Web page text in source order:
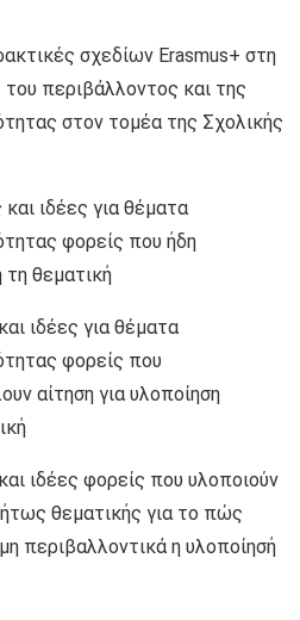
σχεδίων Erasmus+ στη
περιβάλλοντος και της
στον τομέα της Σχολικής
ιδέες για θέματα
φορείς που ήδη
τη θεματική
ιδέες για θέματα
φορείς που
αίτηση για υλοποίηση
ιδέες φορείς που υλοποιούν
θεματικής για το πώς
περιβαλλοντικά η υλοποίησή